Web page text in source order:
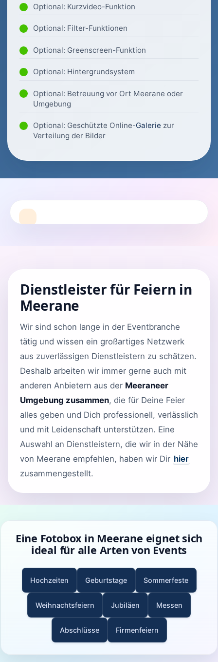
Optional: Kurzvideo-Funktion
Optional: Filter-Funktionen
Optional: Greenscreen-Funktion
Optional: Hintergrundsystem
Optional: Betreuung vor Ort Meerane oder
Umgebung
Optional: Geschützte Online-Galerie zur
Verteilung der Bilder
Dienstleister für Feiern in
Meerane
Wir sind schon lange in der Eventbranche
tätig und wissen ein großartiges Netzwerk
aus zuverlässigen Dienstleistern zu schätzen.
Deshalb arbeiten wir immer gerne auch mit
anderen Anbietern aus der Meeraneer
Umgebung zusammen, die für Deine Feier
alles geben und Dich professionell, verlässlich
und mit Leidenschaft unterstützen. Eine
Auswahl an Dienstleistern, die wir in der Nähe
von Meerane empfehlen, haben wir Dir hier
zusammengestellt.
Eine Fotobox in Meerane eignet sich
ideal für alle Arten von Events
Hochzeiten Geburtstage Sommerfeste
Weihnachtsfeiern Jubiläen Messen
Abschlüsse Firmenfeiern